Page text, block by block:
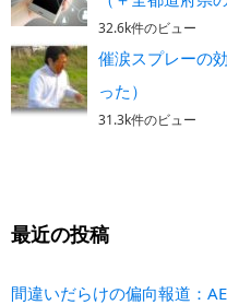
32.6k件のビュー
催涙スプレーの
った）
31.3k件のビュー
最近の投稿
間違いだらけの偏向報道：